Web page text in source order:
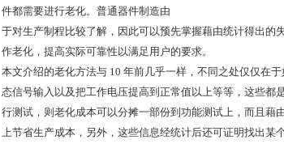
件都需要进行老化。普通器件制造由
于对生产制程比较了解，因此可以预先掌握藉由统计得出的
作老化，提高实际可靠性以满足用户的要求。
本文介绍的老化方法与 10 年前几乎一样，不同之处仅仅在
态信号输入以及把工作电压提高到正常值以上等等，这些都
行测试，则老化成本可以分摊一部份到功能测试上，而且藉
上节省生产成本，另外，这些信息经统计后还可证明找出某